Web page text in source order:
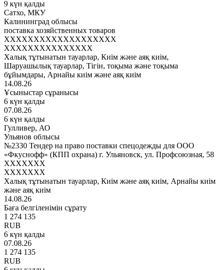
9 күн қалды
Сатхо, МКУ
Калининград облысы
поставка хозяйственных товаров
XXXXXXXXXXXXXXXXXXX
XXXXXXXXXXXXXXX
Халық тұтынатын тауарлар, Киім және аяқ киім,
Шаруашылық тауарлар, Тігін, тоқыма және тоқыма
бұйымдары, Арнайы киім және аяқ киім
14.08.26
Ұсыныстар сұранысы
6 күн қалды
07.08.26
6 күн қалды
Гулливер, АО
Ульянов облысы
№2330 Тендер на право поставки спецодежды для ООО
«Фкуснофф» (КПП охрана) г. Ульяновск, ул. Профсоюзная, 58
XXXXXXX
XXXXXXX
Халық тұтынатын тауарлар, Киім және аяқ киім, Арнайы киім
және аяқ киім
14.08.26
Баға белгіленімін сұрату
1 274 135
RUB
6 күн қалды
07.08.26
1 274 135
RUB